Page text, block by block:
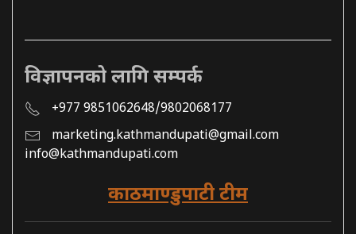
विज्ञापनको लागि सम्पर्क
+977 9851062648/9802068177
marketing.kathmandupati@gmail.com
info@kathmandupati.com
काठमाण्डुपाटी टीम